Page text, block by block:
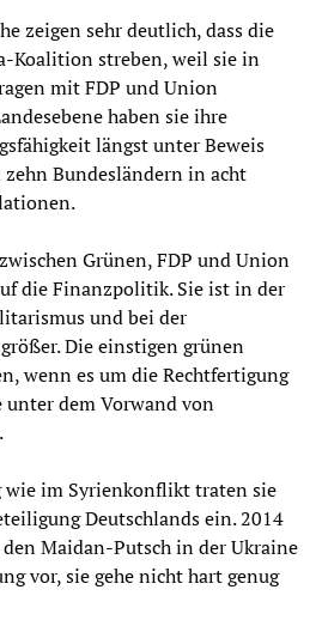
zeigen sehr deutlich, dass die
Koalition streben, weil sie in
mit FDP und Union
haben sie ihre
längst unter Beweis
Bundesländern in acht
Grünen, FDP und Union
die Finanzpolitik. Sie ist in der
und bei der
Die einstigen grünen
wenn es um die Rechtfertigung
dem Vorwand von
wie im Syrienkonflikt traten sie
Deutschlands ein. 2014
Maidan-Putsch in der Ukraine
vor, sie gehe nicht hart genug